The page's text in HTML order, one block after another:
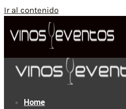
Ir al contenido
Home